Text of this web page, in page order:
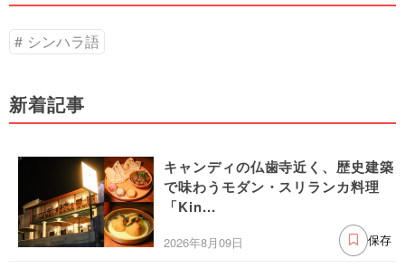
シンハラ語
新着記事
キャンディの仏歯寺近く、歴史建築
で味わうモダン・スリランカ料理
「Kin...
2026年8月09日 保存